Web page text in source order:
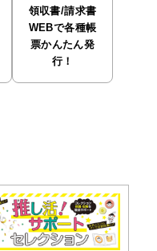
領収書/請求書
WEBで各種帳
票かんたん発
行！